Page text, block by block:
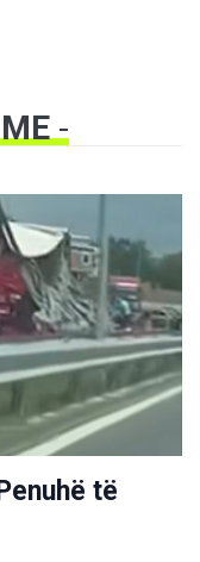
-
të